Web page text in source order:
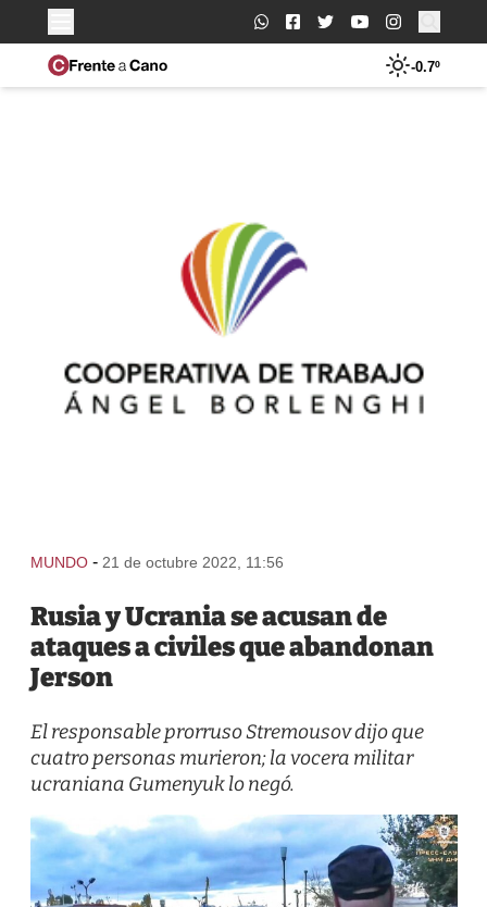
Buscar:
-0.7º
MUNDO - 21 de octubre 2022, 11:56
Rusia y Ucrania se acusan de
ataques a civiles que abandonan
Jerson
El responsable prorruso Stremousov dijo que
cuatro personas murieron; la vocera militar
ucraniana Gumenyuk lo negó.